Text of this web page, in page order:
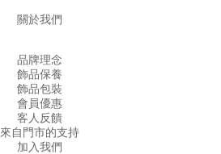
關於我們
品牌理念
飾品保養
飾品包裝
會員優惠
客人反饋
來自門市的支持
加入我們